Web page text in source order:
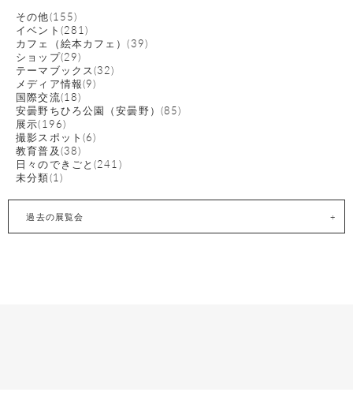
その他(155)
イベント(281)
カフェ（絵本カフェ）(39)
ショップ(29)
テーマブックス(32)
メディア情報(9)
国際交流(18)
安曇野ちひろ公園（安曇野）(85)
展示(196)
撮影スポット(6)
教育普及(38)
日々のできごと(241)
未分類(1)
過去の展覧会